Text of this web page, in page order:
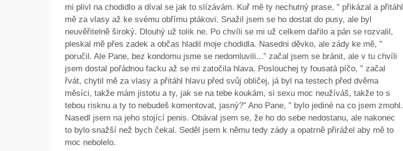
mi plivl na chodidlo a díval se jak to slízávám. Kuř mě ty nechutný prase, ” přikázal a přitáhl
mě za vlasy až ke svému obřímu ptákovi. Snažil jsem se ho dostat do pusy, ale byl
neuvěřitelně široký. Dlouhý už tolik ne. Po chvíli se mi už celkem dařilo a pán se rozvalil,
pleskal mě přes zadek a občas hladil moje chodidla. Nasedni děvko, ale zády ke mě, ”
poručil. Ale Pane, bez kondomu jsme se nedomluvili...” začal jsem se bránit, ale v tu chvíli
jsem dostal pořádnou facku až se mi zatočila hlava. Poslouchej ty fousatá píčo, ” začal
řvát, chytil mě za vlasy a přitáhl hlavu před svůj obličej, já byl na testech před dvěma
měsíci, takže mám jistotu a ty, jak se na tebe koukám, si sexu moc neužíváš, takže to s
tebou risknu a ty to nebudeš komentovat, jasný?” Ano Pane, ” bylo jediné na co jsem zmohl.
Nasedl jsem na jeho stojící penis. Obával jsem se, že ho do sebe nedostanu, ale nakonec
to bylo snažší než bych čekal. Seděl jsem k němu tedy zády a opatrně přirážel aby mě to
moc nebolelo.